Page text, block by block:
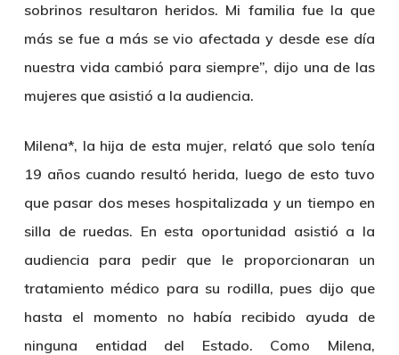
sobrinos resultaron heridos. Mi familia fue la que
más se fue a más se vio afectada y desde ese día
nuestra vida cambió para siempre”, dijo una de las
mujeres que asistió a la audiencia.
Milena*, la hija de esta mujer, relató que solo tenía
19 años cuando resultó herida, luego de esto tuvo
que pasar dos meses hospitalizada y un tiempo en
silla de ruedas. En esta oportunidad asistió a la
audiencia para pedir que le proporcionaran un
tratamiento médico para su rodilla, pues dijo que
hasta el momento no había recibido ayuda de
ninguna entidad del Estado. Como Milena,